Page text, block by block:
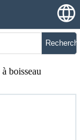
boisseau